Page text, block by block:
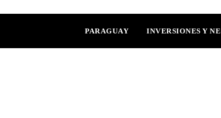
PARAGUAY INVERSIONES Y